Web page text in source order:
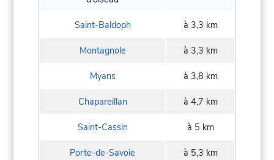
Saint-Baldoph à 3,3 km
Montagnole à 3,3 km
Myans à 3,8 km
Chapareillan à 4,7 km
Saint-Cassin à 5 km
Porte-de-Savoie à 5,3 km